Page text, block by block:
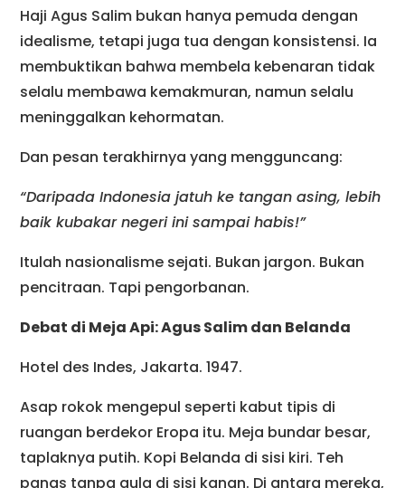
Haji Agus Salim bukan hanya pemuda dengan
idealisme, tetapi juga tua dengan konsistensi. Ia
membuktikan bahwa membela kebenaran tidak
selalu membawa kemakmuran, namun selalu
meninggalkan kehormatan.
Dan pesan terakhirnya yang mengguncang:
“Daripada Indonesia jatuh ke tangan asing, lebih
baik kubakar negeri ini sampai habis!”
Itulah nasionalisme sejati. Bukan jargon. Bukan
pencitraan. Tapi pengorbanan.
Debat di Meja Api: Agus Salim dan Belanda
Hotel des Indes, Jakarta. 1947.
Asap rokok mengepul seperti kabut tipis di
ruangan berdekor Eropa itu. Meja bundar besar,
taplaknya putih. Kopi Belanda di sisi kiri. Teh
panas tanpa gula di sisi kanan. Di antara mereka,